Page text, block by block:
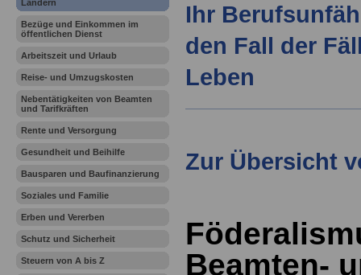
Ländern
Bezüge und Einkommen im
öffentlichen Dienst
Arbeitszeit und Urlaub
Reise- und Umzugskosten
Nebentätigkeiten von Beamten
und Tarifkräften
Rente und Versorgung
Gesundheit und Beihilfe
Bausparen und Baufinanzierung
Soziales und Familie
Erben und Vererben
Schutz und Sicherheit
Steuern von A bis Z
Ihr
den Fall der
Leben
Zur Übersicht
Beamten-